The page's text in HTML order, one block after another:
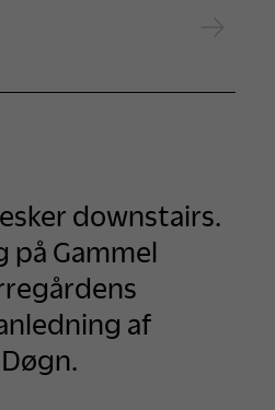
downstairs.
på Gammel
af